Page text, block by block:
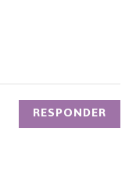
RESPONDER